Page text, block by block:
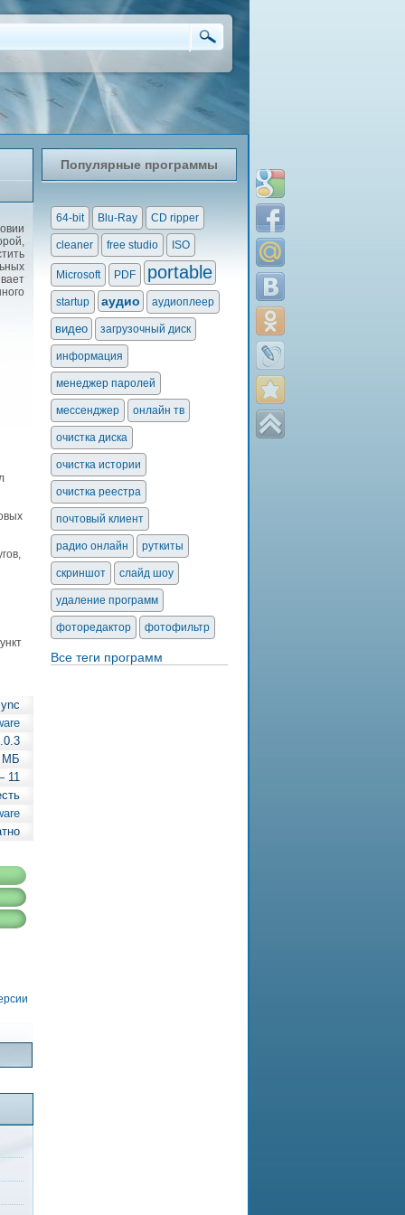
МБ
11
Популярные программы
64-bit Blu-Ray CD ripper
cleaner free studio ISO
Microsoft PDF portable
startup аудио аудиоплеер
видео загрузочный диск
информация
менеджер паролей
мессенджер онлайн тв
очистка диска
очистка истории
очистка реестра
почтовый клиент
радио онлайн руткиты
скриншот слайд шоу
удаление программ
фоторедактор фотофильтр
Все теги программ